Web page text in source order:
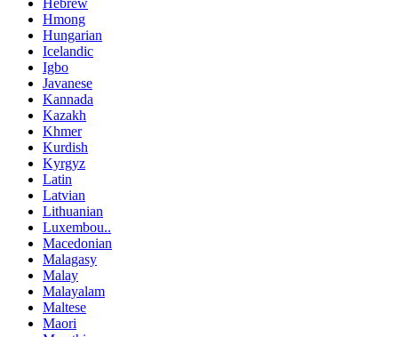
Hmong
Hungarian
Icelandic
Igbo
Javanese
Kannada
Kazakh
Khmer
Kurdish
Kyrgyz
Latin
Latvian
Lithuanian
Luxembou..
Macedonian
Malagasy
Malay
Malayalam
Maltese
Maori